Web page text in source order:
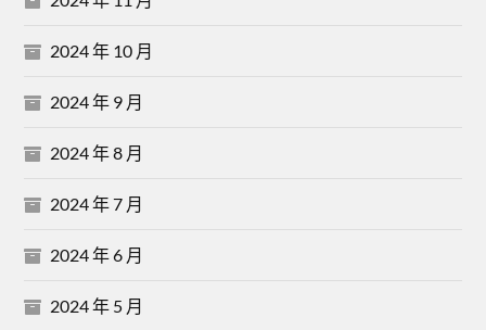
2024 年 10 月
2024 年 9 月
2024 年 8 月
2024 年 7 月
2024 年 6 月
2024 年 5 月